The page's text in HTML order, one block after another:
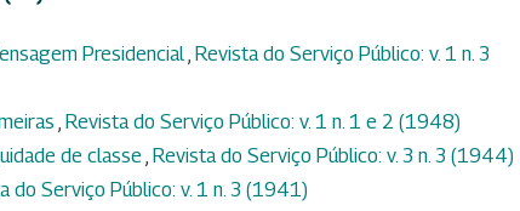
Presidencial, Revista do Serviço Público: v. 1 n. 3
, Revista do Serviço Público: v. 1 n. 1 e 2 (1948)
de classe , Revista do Serviço Público: v. 3 n. 3 (1944)
do Serviço Público: v. 1 n. 3 (1941)